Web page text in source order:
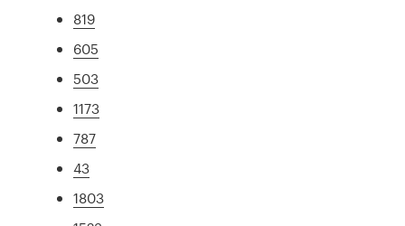
819
605
503
1173
787
43
1803